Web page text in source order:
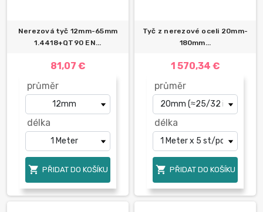
Nerezová tyč 12mm-65mm
1.4418+QT90 EN...
81,07 €
průměr
délka
 PŘIDAT DO KOŠÍKU
Tyč z nerezové oceli 20mm-
180mm...
1 570,34 €
průměr
délka
 PŘIDAT DO KOŠÍKU